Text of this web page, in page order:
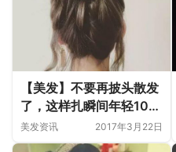
【美发】不要再披头散发
了，这样扎瞬间年轻10
岁！
美发资讯 2017年3月22日